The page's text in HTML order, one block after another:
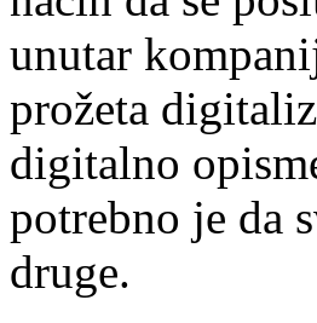
unutar
prožeta
digitalno
potrebno je da
druge.